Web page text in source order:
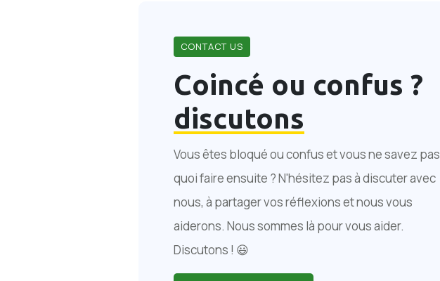
CONTACT US
Coincé ou confus ?
discutons
Vous êtes bloqué ou confus et vous ne savez pas
quoi faire ensuite ? N'hésitez pas à discuter avec
nous, à partager vos réflexions et nous vous
aiderons. Nous sommes là pour vous aider.
Discutons ! 😃